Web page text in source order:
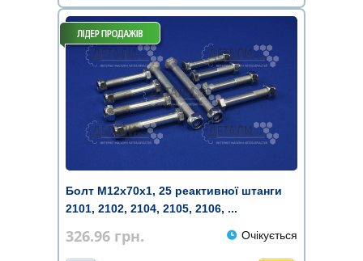
Болт М12x70х1, 25 реактивної штанги
2101, 2102, 2104, 2105, 2106, ...
326.96 грн. Очікується